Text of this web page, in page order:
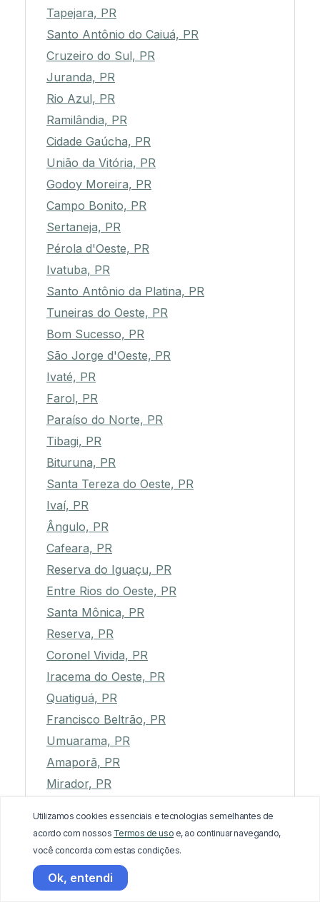
Tapejara, PR
Santo Antônio do Caiuá, PR
Cruzeiro do Sul, PR
Juranda, PR
Rio Azul, PR
Ramilândia, PR
Cidade Gaúcha, PR
União da Vitória, PR
Godoy Moreira, PR
Campo Bonito, PR
Sertaneja, PR
Pérola d'Oeste, PR
Ivatuba, PR
Santo Antônio da Platina, PR
Tuneiras do Oeste, PR
Bom Sucesso, PR
São Jorge d'Oeste, PR
Ivaté, PR
Farol, PR
Paraíso do Norte, PR
Tibagi, PR
Bituruna, PR
Santa Tereza do Oeste, PR
Ivaí, PR
Ângulo, PR
Cafeara, PR
Reserva do Iguaçu, PR
Entre Rios do Oeste, PR
Santa Mônica, PR
Reserva, PR
Coronel Vivida, PR
Iracema do Oeste, PR
Quatiguá, PR
Francisco Beltrão, PR
Umuarama, PR
Amaporã, PR
Mirador, PR
Santa Izabel do Oeste, PR
Presidente Castelo Branco, PR
Guapirama, PR
Boa Esperança, PR
Utilizamos cookies essenciais e tecnologias semelhantes de
acordo com nossos Termos de uso e, ao continuar navegando,
você concorda com estas condições.
Ok, entendi